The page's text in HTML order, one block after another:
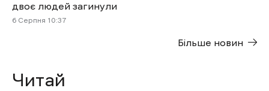
двоє людей загинули
6 Cерпня 10:37
Більше новин
Читай